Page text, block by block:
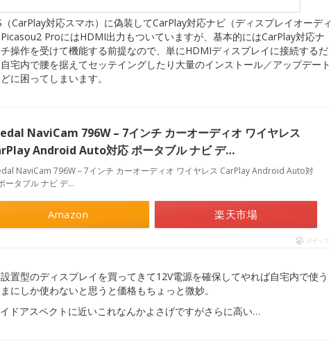
CarPlay対応スマホ）に偽装してCarPlay対応ナビ（ディスプレイオーディ
ProにはHDMI出力もついていますが、基本的にはCarPlay対応ナ
操作を受けて機能する前提なので、単にHDMIディスプレイに接続するだ
宅内で腰を据えてセッテイングしたり大量のインストール／アップデート
に困ってしまいます。
NaviCam 796W – 7インチ カーオーディオ ワイヤレス
Android Auto対応 ポータブル ナビ デ…
NaviCam 796W – 7インチ カーオーディオ ワイヤレス CarPlay Android Auto対
ータブル ナビ デ…
Amazon 楽天市場
ポチップ
置型のディスプレイを買ってきて12V電源を確保してやれば自宅内で使う
にしか使わないと思うと価格もちょっと微妙。
ドアスペクトに近いこれなんかよさげですがさらに高い…